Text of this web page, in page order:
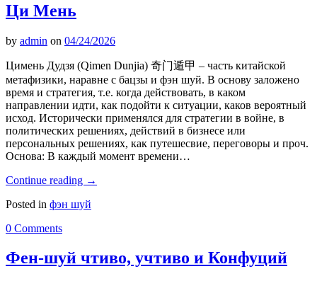
Ци Мень
by admin on 04/24/2026
Цимень Дудзя (Qimen Dunjia) 奇门遁甲 – часть китайской
метафизики, наравне с бацзы и фэн шуй. В основу заложено
время и стратегия, т.е. когда действовать, в каком
направлении идти, как подойти к ситуации, каков вероятный
исход. Исторически применялся для стратегии в войне, в
политических решениях, действий в бизнесе или
персональных решениях, как путешесвие, переговоры и проч.
Основа: В каждый момент времени…
Continue reading →
Posted in фэн шуй
0 Comments
Фен-шуй чтиво, учтиво и Конфуций